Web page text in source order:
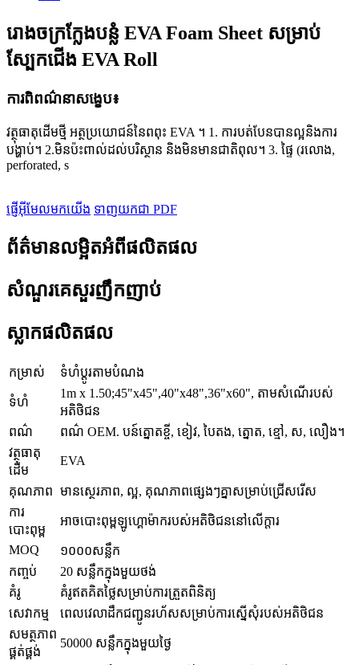
រោងចក្រក្លែងបន្លំ EVA Foam Sheet សម្រាប់
ស្បែកជើង EVA Roll
ការពិពណ៌នាសង្ខេប៖
វត្ថុធាតុដើមថ្មី អត្ថប្រយោជន៍នៃពពុះ EVA ។ 1. ការបត់បែនបានល្អនិងការ
បង្ហាប់។ 2.មិនប៉ះពាល់ដល់បរិស្ថាន និងមិនមានជាតិពុល។ 3. ផ្ទៃ (រលោង,
perforated, s
ផ្ញើអ៊ីមែលមកយើង ទាញយកជា PDF
ព័ត៌មានលម្អិតអំពីផលិតផល
សំណួរគេសួរញឹកញាប់
ស្លាកផលិតផល
កម្រាស់ ទំហំប្ដូរតាមបំណង
ទំហំ
1m x 1.50;45"x45",40"x48",36"x60", តាមសំណើរបស់
អតិថិជន
ពណ៌
ពណ៌ OEM. បន៍ត្នោតខ្ចី, ខៀវ, បៃតង, ត្នោត, ខ្មៅ, ស, លឿង។
វត្ថុធាតុ
ដើម
EVA
គុណភាព មានស្ថេរភាព, ល្អ, គុណភាពផ្សេងៗគ្នាសម្រាប់ជ្រើសរើស
ការ
បោះពុម្ព
អាចបោះពុម្ពឡូហ្គោម៉ាករបស់អតិថិជននៅលើក្តារ
MOQ
១០០០សន្លឹក
កញ្ចប់
20 សន្លឹកក្នុងមួយថង់
គំរូ
គំរូឥតគិតថ្លៃសម្រាប់ការត្រួតពិនិត្យ
សេវាកម្ម
ពេលវេលាដឹកជញ្ជូនរហ័សសម្រាប់ការស្នើសុំរបស់អតិថិជន
សមត្ថភាព
ផ្គត់ផ្គង់
50000 សន្លឹកក្នុងមួយថ្ងៃ